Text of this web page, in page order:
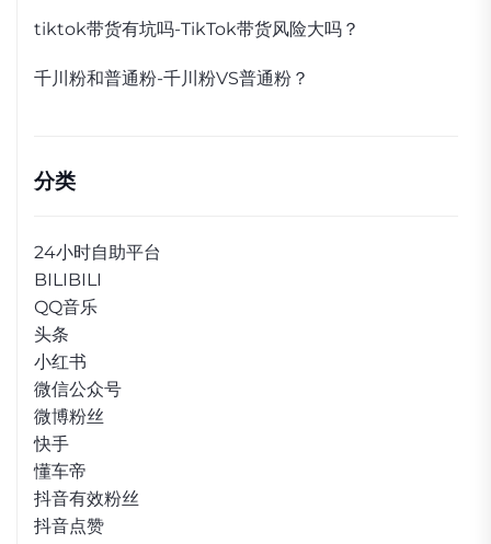
tiktok带货有坑吗-TikTok带货风险大吗？
千川粉和普通粉-千川粉VS普通粉？
分类
24小时自助平台
BILIBILI
QQ音乐
头条
小红书
微信公众号
微博粉丝
快手
懂车帝
抖音有效粉丝
抖音点赞